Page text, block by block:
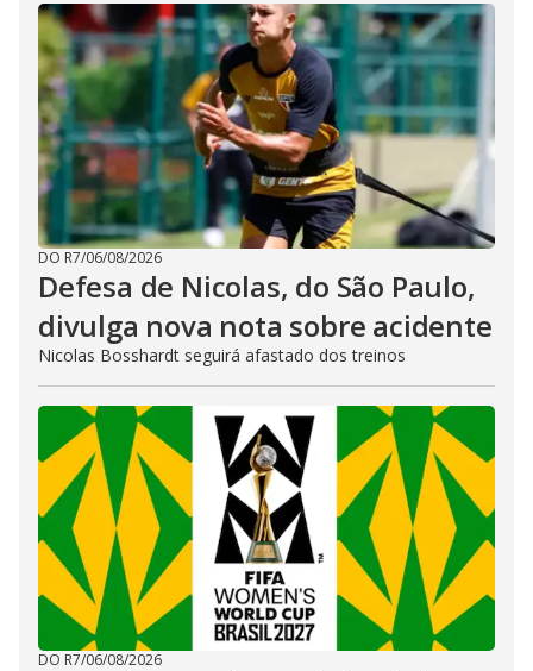
DO R7/06/08/2026
Defesa de Nicolas, do São Paulo,
divulga nova nota sobre acidente
Nicolas Bosshardt seguirá afastado dos treinos
DO R7/06/08/2026